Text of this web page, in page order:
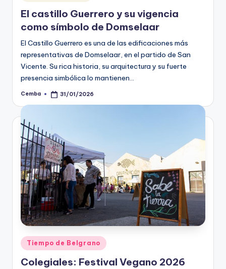
in
El castillo Guerrero y su vigencia
como símbolo de Domselaar
El Castillo Guerrero es una de las edificaciones más
representativas de Domselaar, en el partido de San
Vicente. Su rica historia, su arquitectura y su fuerte
presencia simbólica lo mantienen…
Posted
Cemba 31/01/2026
Posted
in
Tiempo de Belgrano
Colegiales: Festival Vegano 2026